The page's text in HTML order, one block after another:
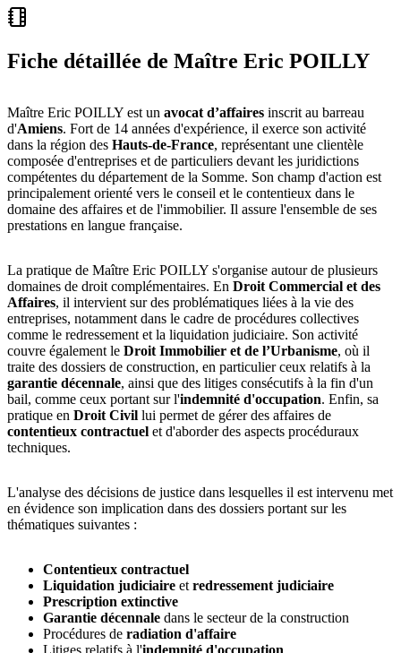
Fiche détaillée de Maître Eric POILLY
Maître Eric POILLY est un avocat d’affaires inscrit au barreau
d'Amiens. Fort de 14 années d'expérience, il exerce son activité
dans la région des Hauts-de-France, représentant une clientèle
composée d'entreprises et de particuliers devant les juridictions
compétentes du département de la Somme. Son champ d'action est
principalement orienté vers le conseil et le contentieux dans le
domaine des affaires et de l'immobilier. Il assure l'ensemble de ses
prestations en langue française.
La pratique de Maître Eric POILLY s'organise autour de plusieurs
domaines de droit complémentaires. En Droit Commercial et des
Affaires, il intervient sur des problématiques liées à la vie des
entreprises, notamment dans le cadre de procédures collectives
comme le redressement et la liquidation judiciaire. Son activité
couvre également le Droit Immobilier et de l’Urbanisme, où il
traite des dossiers de construction, en particulier ceux relatifs à la
garantie décennale, ainsi que des litiges consécutifs à la fin d'un
bail, comme ceux portant sur l'indemnité d'occupation. Enfin, sa
pratique en Droit Civil lui permet de gérer des affaires de
contentieux contractuel et d'aborder des aspects procéduraux
techniques.
L'analyse des décisions de justice dans lesquelles il est intervenu met
en évidence son implication dans des dossiers portant sur les
thématiques suivantes :
Contentieux contractuel
Liquidation judiciaire etredressement judiciaire
Prescription extinctive
Garantie décennale dans le secteur de la construction
Procédures de radiation d'affaire